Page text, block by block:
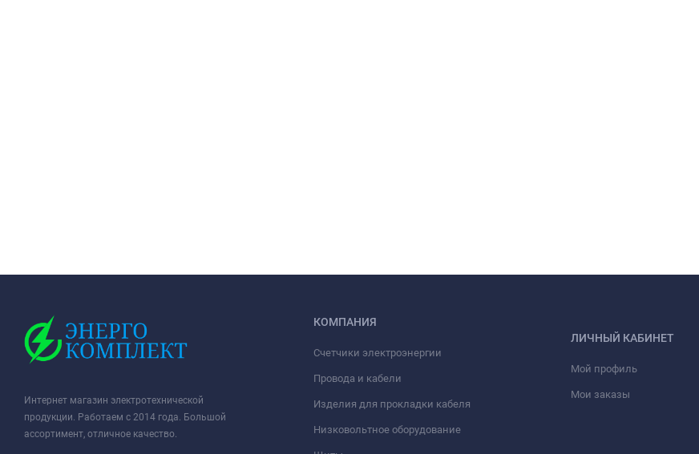
Интернет магазин электротехнической
продукции. Работаем с 2014 года. Большой
ассортимент, отличное качество.
КОМПАНИЯ
Счетчики электроэнергии
Провода и кабели
Изделия для прокладки кабеля
Низковольтное оборудование
ЛИЧНЫЙ КАБИНЕТ
Мой профиль
Мои заказы